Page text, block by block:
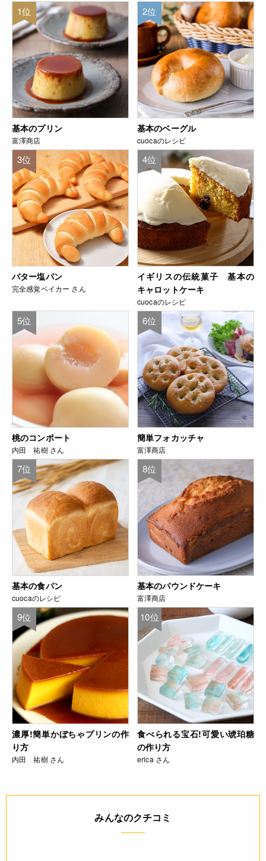
1位
基本のプリン
富澤商店
2位
基本のベーグル
cuocaのレシピ
3位
バター塩パン
完全感覚ベイカー さん
4位
イギリスの伝統菓子 基本の
キャロットケーキ
cuocaのレシピ
5位
桃のコンポート
内田 祐樹 さん
6位
簡単フォカッチャ
富澤商店
7位
基本の食パン
cuocaのレシピ
8位
基本のパウンドケーキ
富澤商店
9位
濃厚!簡単かぼちゃプリンの作
り方
内田 祐樹 さん
10位
食べられる宝石!可愛い琥珀糖
の作り方
erica さん
みんなのクチコミ